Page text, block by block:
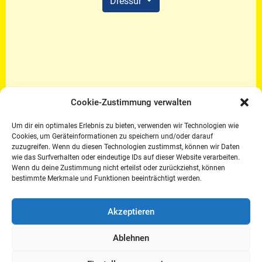
Cookie-Zustimmung verwalten
Um dir ein optimales Erlebnis zu bieten, verwenden wir Technologien wie
Cookies, um Geräteinformationen zu speichern und/oder darauf
zuzugreifen. Wenn du diesen Technologien zustimmst, können wir Daten
wie das Surfverhalten oder eindeutige IDs auf dieser Website verarbeiten.
Wenn du deine Zustimmung nicht erteilst oder zurückziehst, können
bestimmte Merkmale und Funktionen beeinträchtigt werden.
Akzeptieren
Ablehnen
DRFV e.V. · Münsterweg 57 · 48231 Warendorf ·